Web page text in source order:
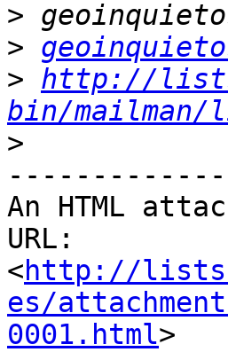
>
>
> http://
bin/
>
An HTML
URL:
<http://
es/
0001.html